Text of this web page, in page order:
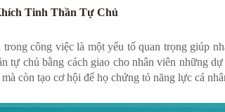
Tinh Thần Tự Chủ
công việc là một yếu tố quan trọng giúp
tự chủ bằng cách giao cho nhân viên những
còn tạo cơ hội để họ chứng tỏ năng lực cá